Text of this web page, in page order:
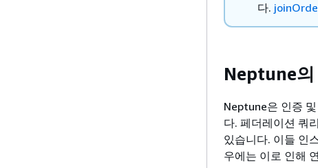
다.
Neptune의
Neptune은 인증
다. 페더레이션 쿼
있습니다. 이들 인
우에는 이로 인해